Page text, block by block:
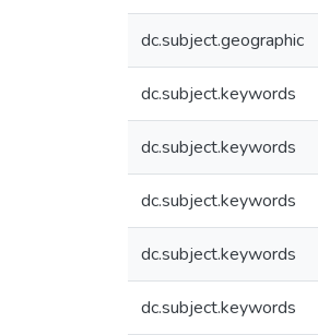
dc.subject.geographic
dc.subject.keywords
dc.subject.keywords
dc.subject.keywords
dc.subject.keywords
dc.subject.keywords